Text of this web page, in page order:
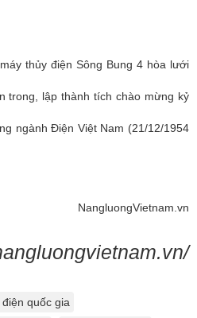
thủy điện Sông Bung 4 hòa lưới
trong, lập thành tích chào mừng kỷ
ngành Điện Việt Nam (21/12/1954
NangluongVietnam.vn
quốc gia